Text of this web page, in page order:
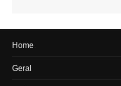
Home
Geral